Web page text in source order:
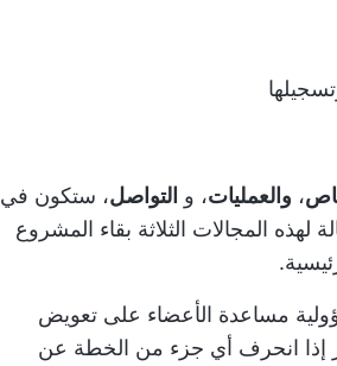
، والعمليات، و التواصل، ستكون في
لهذه المجالات الثلاثة بقاء المشروع
مساعدة الأعضاء على تعويض
إذا انحرف أي جزء من الخطة عن